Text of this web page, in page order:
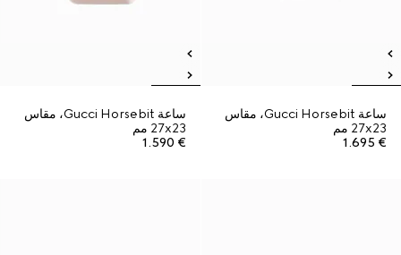
ساعة Gucci Horsebit، مقاس
27x23 مم
€ 1.695
ساعة Gucci Horsebit، مقاس
27x23 مم
€ 1.590